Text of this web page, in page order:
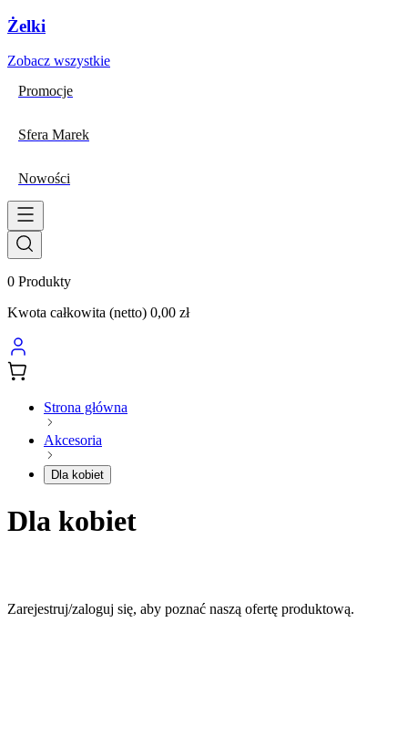
Żelki
Zobacz wszystkie
Promocje
Sfera Marek
Nowości
0 Produkty
Kwota całkowita (netto) 0,00 zł
Strona główna
Akcesoria
Dla kobiet
Dla kobiet
Zarejestruj/zaloguj się, aby poznać naszą ofertę produktową.